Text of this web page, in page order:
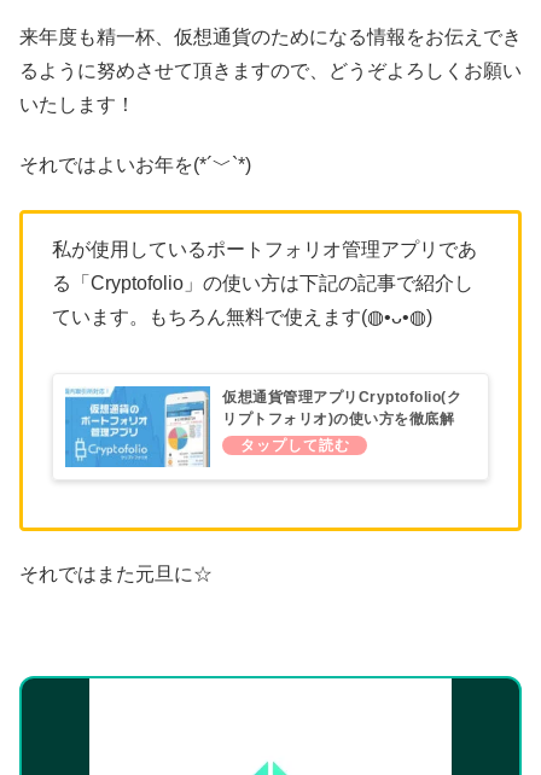
来年度も精一杯、仮想通貨のためになる情報をお伝えでき
るように努めさせて頂きますので、どうぞよろしくお願い
いたします！
それではよいお年を(*´﹀`*)
私が使用しているポートフォリオ管理アプリであ
る「Cryptofolio」の使い方は下記の記事で紹介し
ています。もちろん無料で使えます(◍•ᴗ•◍)
仮想通貨管理アプリCryptofolio(ク
リプトフォリオ)の使い方を徹底解
説！
それではまた元旦に☆